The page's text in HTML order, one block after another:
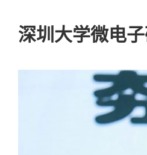
深圳大学微电